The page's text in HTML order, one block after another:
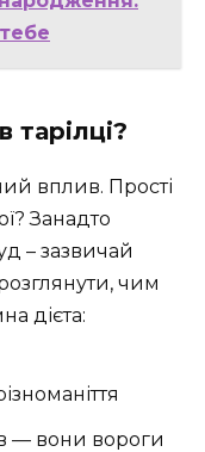
тарілці?
вплив. Прості
Занадто
– зазвичай
чим
дієта:
— вони вороги